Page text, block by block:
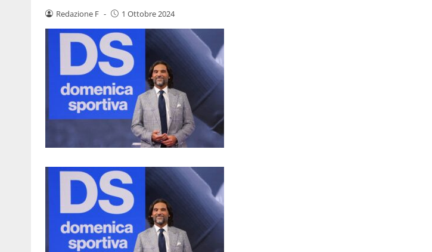
Redazione F - 1 Ottobre 2024